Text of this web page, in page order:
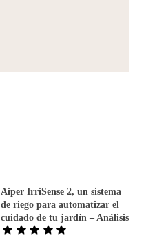
Aiper IrriSense 2, un sistema
de riego para automatizar el
cuidado de tu jardín – Análisis